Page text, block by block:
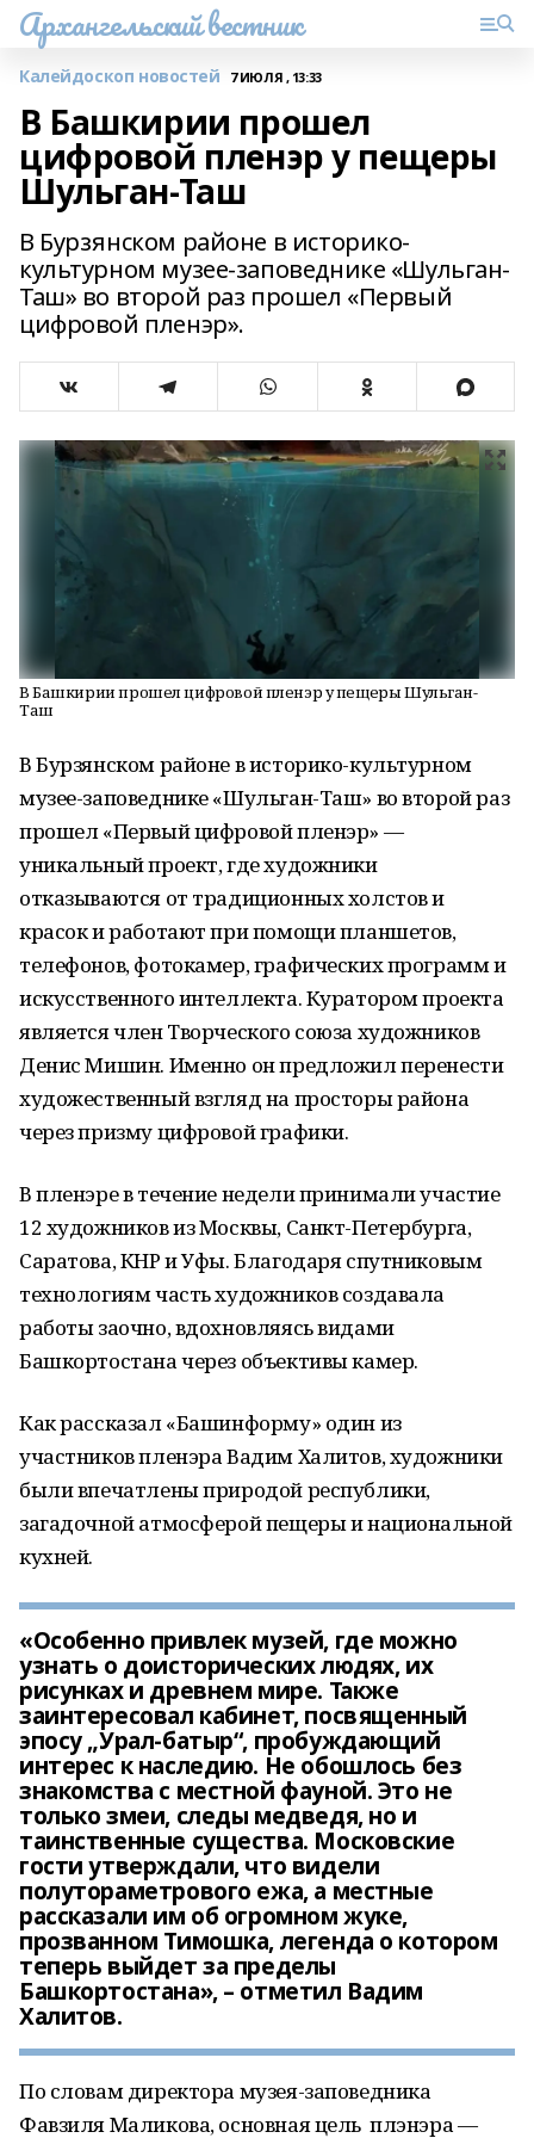
Архангельский вестник
Калейдоскоп новостей 7 ИЮЛЯ , 13:33
В Башкирии прошел
цифровой пленэр у пещеры
Шульган-Таш
В Бурзянском районе в историко-
культурном музее-заповеднике «Шульган-
Таш» во второй раз прошел «Первый
цифровой пленэр».
В Башкирии прошел цифровой пленэр у пещеры Шульган-
Таш
В Бурзянском районе в историко-культурном
музее-заповеднике «Шульган-Таш» во второй раз
прошел «Первый цифровой пленэр» —
уникальный проект, где художники
отказываются от традиционных холстов и
красок и работают при помощи планшетов,
телефонов, фотокамер, графических программ и
искусственного интеллекта. Куратором проекта
является член Творческого союза художников
Денис Мишин. Именно он предложил перенести
художественный взгляд на просторы района
через призму цифровой графики.
В пленэре в течение недели принимали участие
12 художников из Москвы, Санкт-Петербурга,
Саратова, КНР и Уфы. Благодаря спутниковым
технологиям часть художников создавала
работы заочно, вдохновляясь видами
Башкортостана через объективы камер.
Как рассказал «Башинформу» один из
участников пленэра Вадим Халитов, художники
были впечатлены природой республики,
загадочной атмосферой пещеры и национальной
кухней.
«Особенно привлек музей, где можно
узнать о доисторических людях, их
рисунках и древнем мире. Также
заинтересовал кабинет, посвященный
эпосу „Урал-батыр“, пробуждающий
интерес к наследию. Не обошлось без
знакомства с местной фауной. Это не
только змеи, следы медведя, но и
таинственные существа. Московские
гости утверждали, что видели
полутораметрового ежа, а местные
рассказали им об огромном жуке,
прозванном Тимошка, легенда о котором
теперь выйдет за пределы
Башкортостана», – отметил Вадим
Халитов.
По словам директора музея-заповедника
Фавзиля Маликова, основная цель плэнэра —